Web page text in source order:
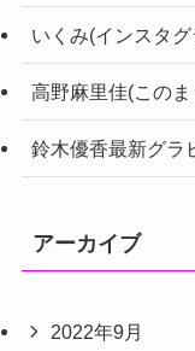
いくみ(インスタ
高野麻里佳(この
鈴木優香最新グラ
アーカイブ
2022年9月